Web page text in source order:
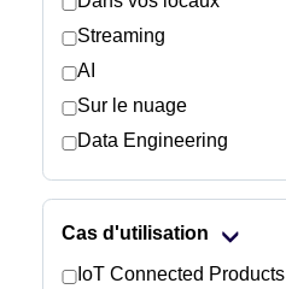
Éducation
Salle de presse
Streaming
AI
Sur le nuage
Data Engineering
Cas d'utilisation
IoT Connected Products